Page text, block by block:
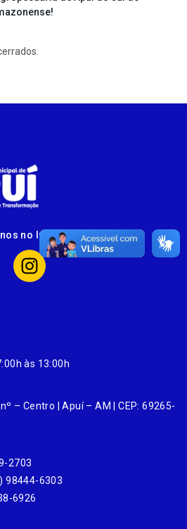
no Instagram
às 13:00h
– Centro | Apuí – AM | CEP: 69265-
2703
98444-6303
6926